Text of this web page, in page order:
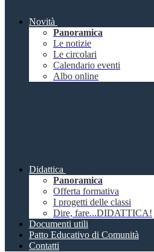
Novità
Panoramica
Le notizie
Le circolari
Calendario eventi
Albo online
Didattica
Panoramica
Offerta formativa
I progetti delle classi
Dire, fare...DIDATTICA!
Documenti utili
Patto Educativo di Comunità
Contatti